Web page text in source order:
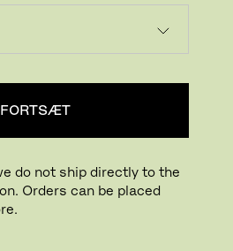
FORTSÆT
do not ship directly to the
Orders can be placed
himmel – dag og nat.